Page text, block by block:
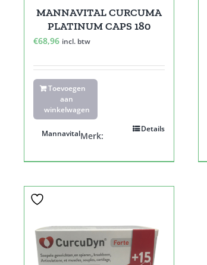
MANNAVITAL CURCUMA
PLATINUM CAPS 180
€68,96 incl. btw
Toevoegen
aan
winkelwagen
Details
Merk:
Mannavital